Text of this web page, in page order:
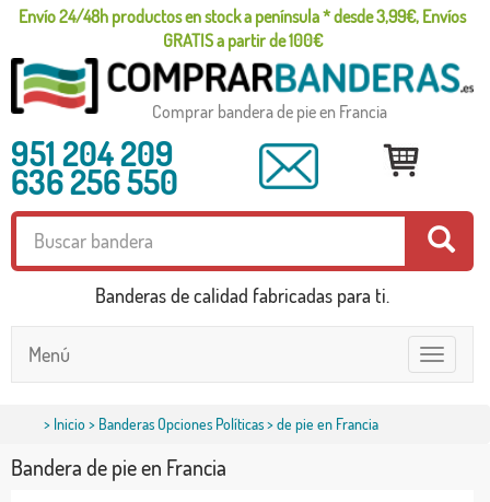
Envío 24/48h productos en stock a península * desde 3,99€, Envíos
GRATIS a partir de 100€
Comprar bandera de pie en Francia
951 204 209
636 256 550
Banderas de calidad fabricadas para ti.
Toggle
navigation
Menú
> Inicio> Banderas Opciones Políticas> de pie en Francia
Bandera de pie en Francia